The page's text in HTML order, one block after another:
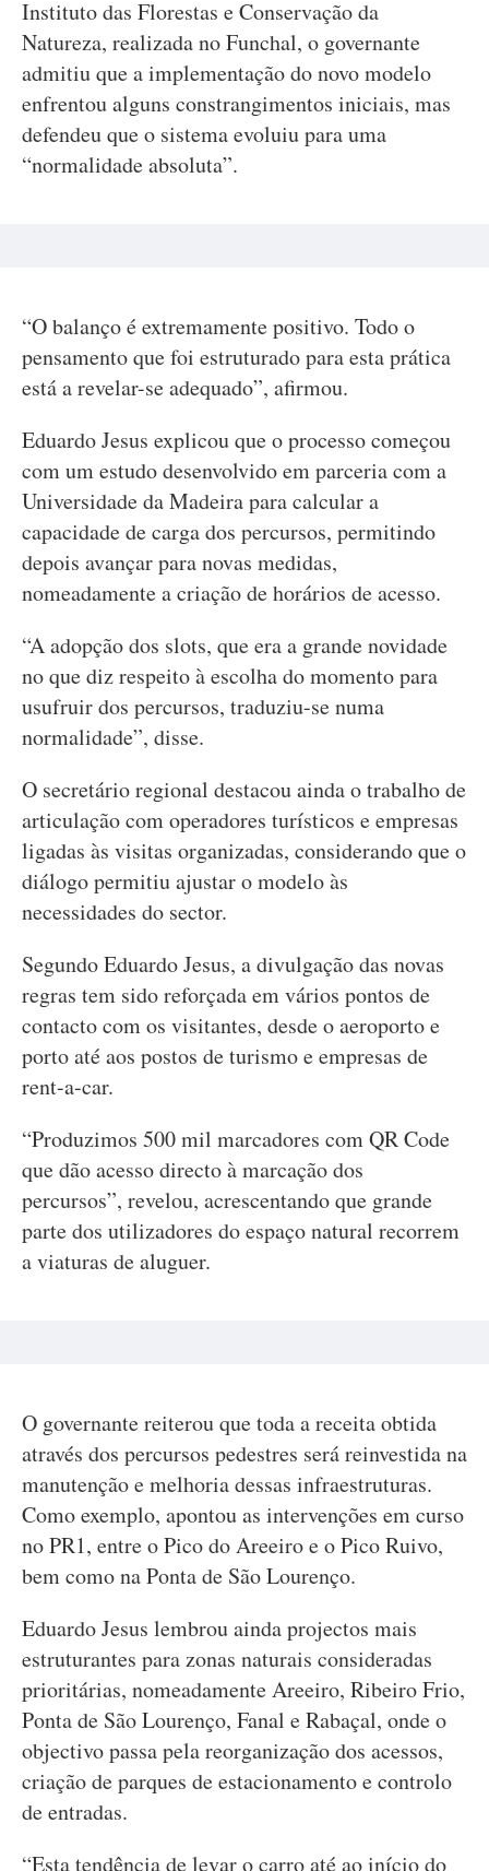
Instituto das Florestas e Conservação da
Natureza, realizada no Funchal, o governante
admitiu que a implementação do novo modelo
enfrentou alguns constrangimentos iniciais, mas
defendeu que o sistema evoluiu para uma
“normalidade absoluta”.
“O balanço é extremamente positivo. Todo o
pensamento que foi estruturado para esta prática
está a revelar-se adequado”, afirmou.
Eduardo Jesus explicou que o processo começou
com um estudo desenvolvido em parceria com a
Universidade da Madeira para calcular a
capacidade de carga dos percursos, permitindo
depois avançar para novas medidas,
nomeadamente a criação de horários de acesso.
“A adopção dos slots, que era a grande novidade
no que diz respeito à escolha do momento para
usufruir dos percursos, traduziu-se numa
normalidade”, disse.
O secretário regional destacou ainda o trabalho de
articulação com operadores turísticos e empresas
ligadas às visitas organizadas, considerando que o
diálogo permitiu ajustar o modelo às
necessidades do sector.
Segundo Eduardo Jesus, a divulgação das novas
regras tem sido reforçada em vários pontos de
contacto com os visitantes, desde o aeroporto e
porto até aos postos de turismo e empresas de
rent-a-car.
“Produzimos 500 mil marcadores com QR Code
que dão acesso directo à marcação dos
percursos”, revelou, acrescentando que grande
parte dos utilizadores do espaço natural recorrem
a viaturas de aluguer.
O governante reiterou que toda a receita obtida
através dos percursos pedestres será reinvestida na
manutenção e melhoria dessas infraestruturas.
Como exemplo, apontou as intervenções em curso
no PR1, entre o Pico do Areeiro e o Pico Ruivo,
bem como na Ponta de São Lourenço.
Eduardo Jesus lembrou ainda projectos mais
estruturantes para zonas naturais consideradas
prioritárias, nomeadamente Areeiro, Ribeiro Frio,
Ponta de São Lourenço, Fanal e Rabaçal, onde o
objectivo passa pela reorganização dos acessos,
criação de parques de estacionamento e controlo
de entradas.
“Esta tendência de levar o carro até ao início do